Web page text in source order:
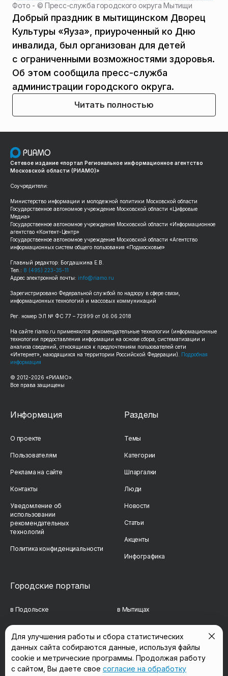
Фото - ©Пресс-служба городского округа Мытищи
Добрый праздник в мытищинском Дворец
Культуры «Яуза», приуроченный ко Дню
инвалида, был организован для детей
с ограниченными возможностями здоровья.
Об этом сообщила пресс-служба
администрации городского округа.
Читать полностью
Сетевое издание «портал Региональное информационное агентство
Московской области (РИАМО)»
Соучредители:
Министерство информации и молодежной политики Московской области
Государственное автономное учреждение Московской области «Цифровые
Медиа»
Государственное автономное учреждение Московской области «Информационное
агентство «Контент-Центр»
Государственное автономное учреждение Московской области «Агентство
информационных систем общего пользования «Подмосковье»
Главный редактор: Богдашкина Е.В.
Тел.: 8 (495) 223-35-11
Адрес электронной почты: info@riamo.ru
Зарегистрировано Федеральной службой по надзору в сфере связи,
информационных технологий и массовых коммуникаций
Рег. номер ЭЛ № ФС 77 – 72999 от 06.06.2018
На сайте riamo.ru применяются рекомендательные технологии (информационные
технологии предоставления информации на основе сбора, систематизации и
анализа сведений, относящихся к предпочтениям пользователей сети
«Интернет», находящихся на территории Российской Федерации). Подробная
информация
© 2012-2026 «РИАМО».
Все права защищены
Информация
О проекте
Пользователям
Реклама на сайте
Контакты
Уведомление об
использовании
рекомендательных
технологий
Политика конфиденциальности
Разделы
Темы
Категории
Шпаргалки
Люди
Новости
Статьи
Акценты
Инфографика
Городские порталы
в Подольске в Мытищах
в Реутове
в Сергиевом Посаде в Люберцах
в Красногорске в Королёве
Для улучшения работы и сбора статистических
данных сайта собираются данные, используя файлы
cookie и метрические программы. Продолжая работу
с сайтом, Вы даете свое согласие на обработку